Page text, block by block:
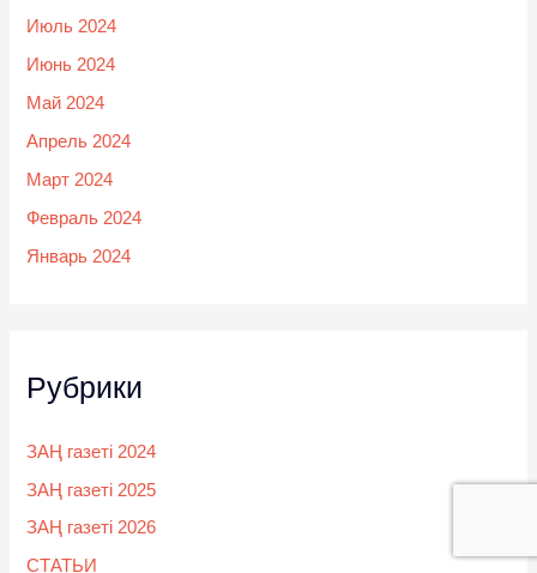
Июль 2024
Июнь 2024
Май 2024
Апрель 2024
Март 2024
Февраль 2024
Январь 2024
Рубрики
ЗАҢ газеті 2024
ЗАҢ газеті 2025
ЗАҢ газеті 2026
СТАТЬИ